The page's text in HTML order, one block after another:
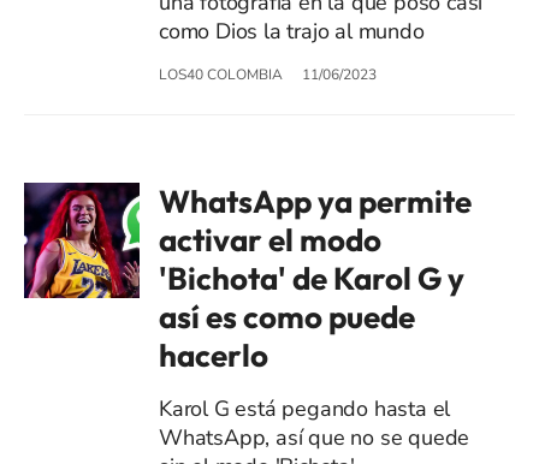
como Dios la trajo al mundo
LOS40 COLOMBIA 11/06/2023
WhatsApp ya permite
activar el modo
'Bichota' de Karol G y
así es como puede
hacerlo
Karol G está pegando hasta el
WhatsApp, así que no se quede